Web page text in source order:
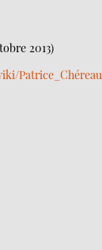
2013)
Patrice_Chéreau